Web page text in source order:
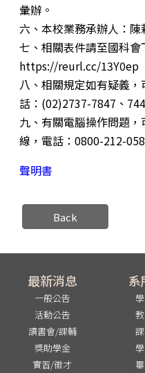
彙辦。
六、本校業務承辦人：
七、相關表件請至國科會
https://reurl.cc/13Y0ep
八、相關規定如有疑義
話：(02)2737-7847、
九、有關電腦操作問題
線，電話：0800-212-
聲明書
Back
最新消息
一般公告
活動公告
讀書會/課輔
獎助學金
實習/徵才
系